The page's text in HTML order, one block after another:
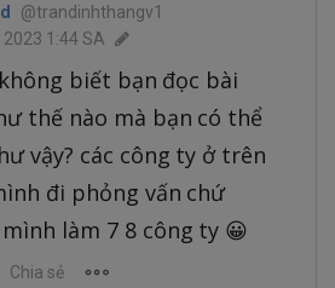
@trandinhthangv1
1:44 SA
biết bạn đọc bài
thế nào mà bạn có thể
vậy? các công ty ở trên
đi phỏng vấn chứ
làm 7 8 công ty 😀
Chia sẻ